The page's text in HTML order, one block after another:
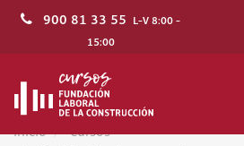
900 81 33 55 L-V 8:00 -
15:00
Inicio
Cursos